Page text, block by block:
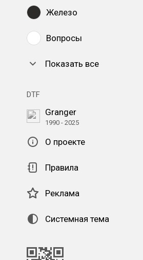
Железо
Вопросы
Показать все
DTF
Granger
1990 - 2025
О проекте
Правила
Реклама
Системная тема